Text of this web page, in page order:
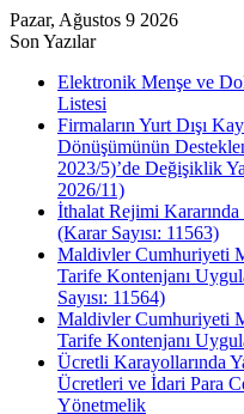
Pazar, Ağustos 9 2026
Son Yazılar
Elektronik Menşe ve
Listesi
Firmaların Yurt Dışı
Dönüşümünün
2023/5)’de Değişiklik
2026/11)
İthalat Rejimi
(Karar Sayısı: 11563)
Maldivler Cumhuriyeti
Tarife Kontenjanı
Sayısı: 11564)
Maldivler Cumhuriyeti
Tarife Kontenjanı
Ücretli Karayollarında
Ücretleri ve İdari Para
Yönetmelik